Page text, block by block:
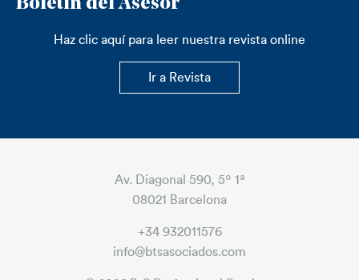
Boletín del Asesor
Haz clic aquí para leer nuestra revista online
Ir a Revista
Av. Diagonal 590, 5º 1ª
08021 Barcelona
+34 932011576
info@btsasociados.com